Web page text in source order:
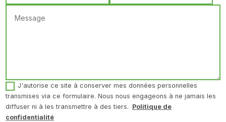
J'autorise ce site à conserver mes données personnelles
transmises via ce formulaire. Nous nous engageons à ne jamais les
diffuser ni à les transmettre à des tiers. Politique de
confidentialité